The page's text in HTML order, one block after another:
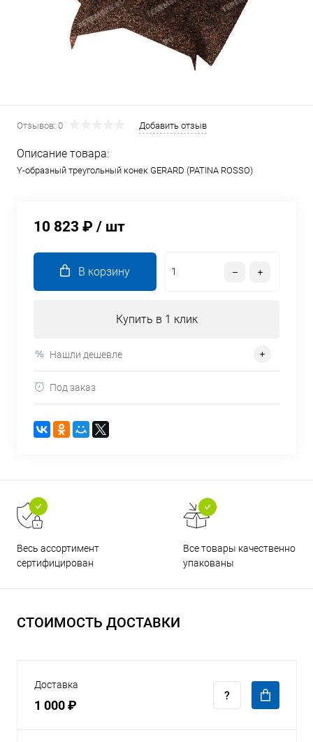
Отзывов: 0 Добавить отзыв
Описание товара:
Y-образный треугольный конек GERARD (PATINA ROSSO)
10 823 ₽ / шт
В корзину
Купить в 1 клик
Нашли дешевле
Под заказ
Весь ассортимент
сертифицирован
Все товары качественно
упакованы
СТОИМОСТЬ ДОСТАВКИ
Доставка
1 000 ₽